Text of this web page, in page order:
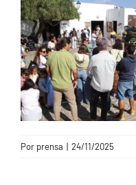
CONTACTO
Por prensa | 24/11/2025